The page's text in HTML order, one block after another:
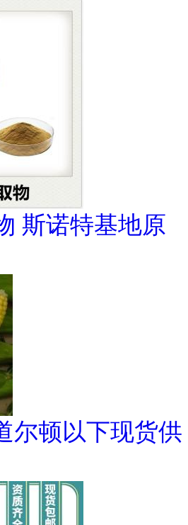
斯诺特基地原
尔顿以下现货供